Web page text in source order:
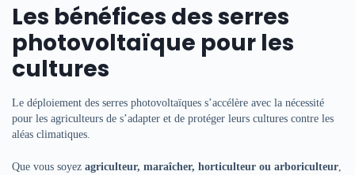
Les bénéfices des serres
photovoltaïque pour les
cultures
Le déploiement des serres photovoltaïques s’accélère avec la nécessité
pour les agriculteurs de s’adapter et de protéger leurs cultures contre les
aléas climatiques.
Que vous soyez agriculteur, maraîcher, horticulteur ou arboriculteur,